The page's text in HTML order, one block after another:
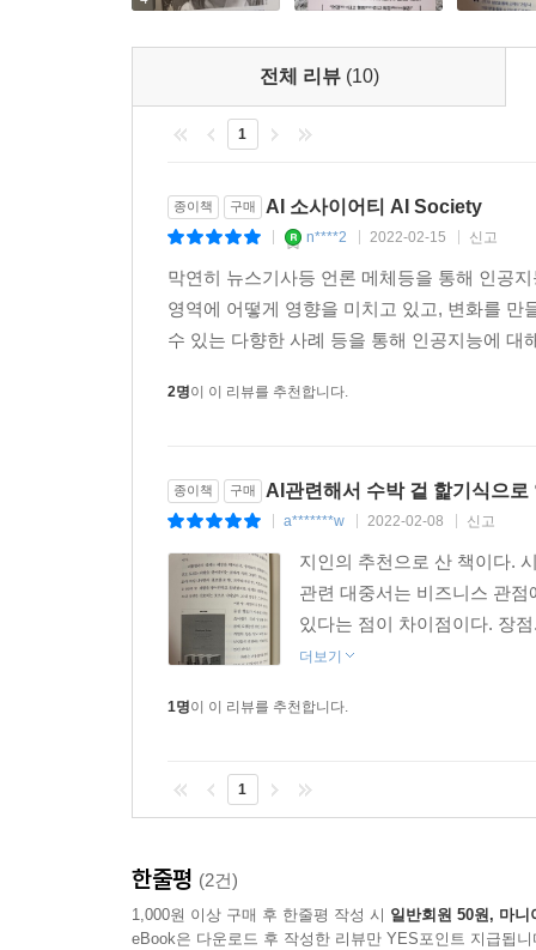
AI 소사이어티에서는 AI를 얼마나 잘 활용하고 있
가 총액 상위 10개 기업을 비교해보면 쉽게 알 수
여전히 시가 총액 10위권에 들어 있는 기업은 IT
향후 가장 주목받을 AI 키워드는 ‘초거대
는 AI다. 특정 용도에 한정하지 않고 종합적이고
용할 수 있어 큰 기대를 모으고 있다. 가까운 미래
다. --- p.306
시대에 적응하기 위해 내부를 우선 바꿔야 한다.
AI 소사이어티에서 누구나 AI를 자신의 업무나
려면 반드시 ‘AI 리터러시(AI 문해력)’를 갖춰야
리터러시를 갖추지 못한 사람은 새로운 사회에서
--- p.313
동일한 미래라고 하더라도 각자에게 깃드는 시
하루빨리 편입돼 앞서가는 편이 낫다. 그렇다
저자들은 ‘양질의 데이터(국가)’, ‘AI 트랜스포메
있는 이 책은 어떻게 하면 AI 소사이어티에 더
되어줄 것이다.
전체 리뷰 (10)
1
종이책 구매 AI 소사이어티 AI Society
n****2 2022-02-15 신고
막연히 뉴스기사등 언론 메체등을 통해 인공
영역에 어떻게 영향을 미치고 있고, 변화를
수 있는 다향한 사례 등을 통해 인공지능에
2명이 이 리뷰를 추천합니다.
종이책 구매 AI관련해서 수박 겉 핥기식으
a*******w 2022-02-08 신고
지인의 추천으로 산 책이다.
관련 대중서는 비즈니스 관
있다는 점이 차이점이다. 장
더보기
1명이 이 리뷰를 추천합니다.
1
한줄평 (2건)
1,000원 이상 구매 후 한줄평 작성 시 일반회원 50원, 마니
eBook은 다운로드 후 작성한 리뷰만 YES포인트 지급됩니